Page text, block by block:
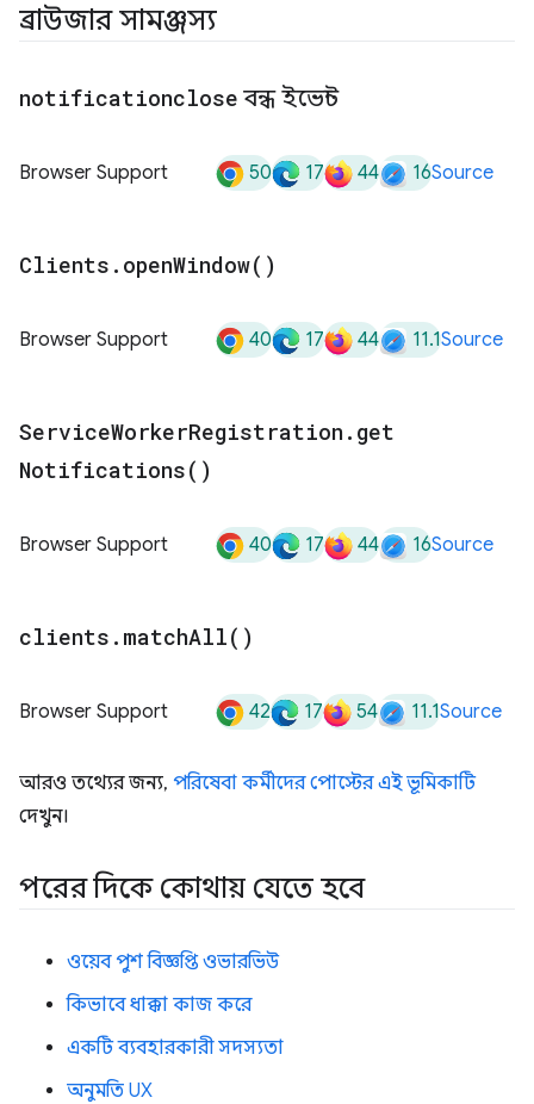
ব্রাউজার সামঞ্জস্য
notificationclose বন্ধ ইভেন্ট
Browser Support 50 17 44 16Source
Clients . openWindow( )
Browser Support 40 17 44 11.1Source
ServiceWorkerRegistration . get
Notifications( )
Browser Support 40 17 44 16Source
clients . matchAll( )
Browser Support 42 17 54 11.1Source
আরও তথ্যের জন্য, পরিষেবা কর্মীদের পোস্টের এই ভূমিকাটি
দেখুন।
পরের দিকে কোথায় যেতে হবে
ওয়েব পুশ বিজ্ঞপ্তি ওভারভিউ
কিভাবে ধাক্কা কাজ করে
একটি ব্যবহারকারী সদস্যতা
অনুমতি UX